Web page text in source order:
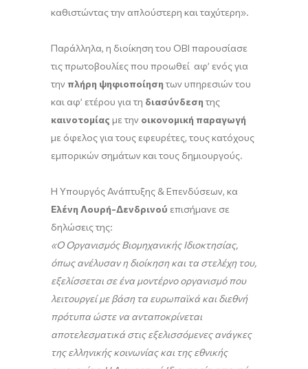
καθιστώντας την απλούστερη και ταχύτερη».
Παράλληλα, η διοίκηση του ΟΒΙ παρουσίασε
τις πρωτοβουλίες που προωθεί αφ’ ενός για
την πλήρη ψηφιοποίηση των υπηρεσιών του
και αφ’ ετέρου για τη διασύνδεση της
καινοτομίας με την οικονομική παραγωγή
με όφελος για τους εφευρέτες, τους κατόχους
εμπορικών σημάτων και τους δημιουργούς.
Η Υπουργός Ανάπτυξης & Επενδύσεων, κα
Ελένη Λουρή-Δενδρινού επισήμανε σε
δηλώσεις της:
«Ο Οργανισμός Βιομηχανικής Ιδιοκτησίας,
όπως ανέλυσαν η διοίκηση και τα στελέχη του,
εξελίσσεται σε ένα μοντέρνο οργανισμό που
λειτουργεί με βάση τα ευρωπαϊκά και διεθνή
πρότυπα ώστε να ανταποκρίνεται
αποτελεσματικά στις εξελισσόμενες ανάγκες
της ελληνικής κοινωνίας και της εθνικής